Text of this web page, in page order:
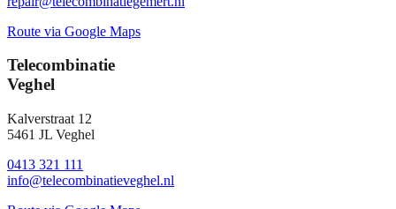
Route via Google Maps
Telecombinatie
Veghel
Kalverstraat 12
5461 JL Veghel
0413 321 111
info@telecombinatieveghel.nl